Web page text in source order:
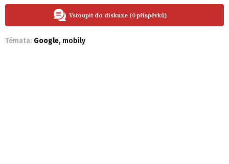
Vstoupit do diskuze (0 příspěvků)
Témata: Google, mobily